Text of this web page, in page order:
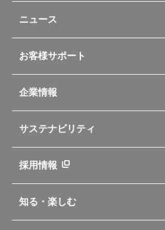
ポット・アイスペール
コーヒーメーカー
ソフトクーラー・バッグ
自転車専用ボトル
お手入れ用品
アパレル小物
新製品一覧
カタログ
フライパンレシピ
シャトルシェフレシピ
スープジャーレシピ
イージースモーカーレシピ
レシピ本のご紹介
ニュース
お客様サポート
交換用部品の購入方法
部品の種類や販売状況を調べる
よくあるご質問・お問い合わせ
企業情報
企業理念
会社概要
ニュース
世界のサーモス
サーモスの歴史
サステナビリティ
採用情報
知る・楽しむ